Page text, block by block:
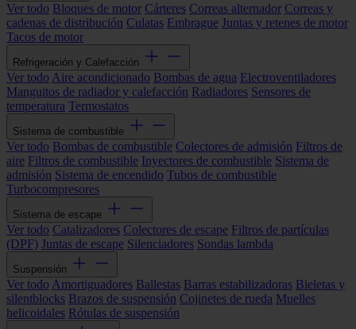
Ver todo Bloques de motor Cárteres Correas alternador Correas y
cadenas de distribución Culatas Embrague Juntas y retenes de motor
Tacos de motor
Refrigeración y Calefacción
Ver todo Aire acondicionado Bombas de agua Electroventiladores
Manguitos de radiador y calefacción Radiadores Sensores de
temperatura Termostatos
Sistema de combustible
Ver todo Bombas de combustible Colectores de admisión Filtros de
aire Filtros de combustible Inyectores de combustible Sistema de
admisión Sistema de encendido Tubos de combustible
Turbocompresores
Sistema de escape
Ver todo Catalizadores Colectores de escape Filtros de partículas
(DPF) Juntas de escape Silenciadores Sondas lambda
Suspensión
Ver todo Amortiguadores Ballestas Barras estabilizadoras Bieletas y
silentblocks Brazos de suspensión Cojinetes de rueda Muelles
helicoidales Rótulas de suspensión